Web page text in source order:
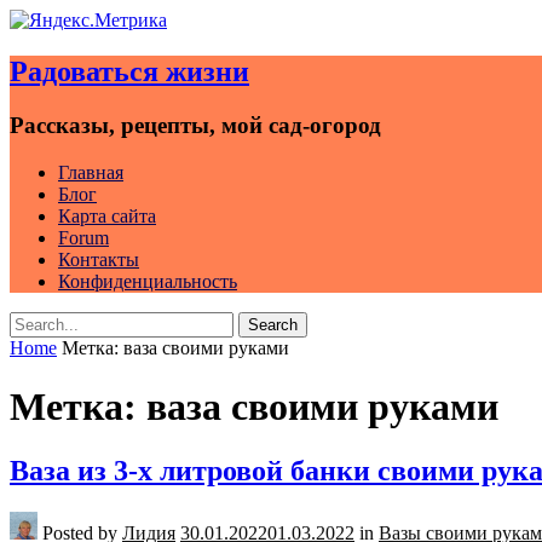
to
content
Радоваться жизни
Рассказы, рецепты, мой сад-огород
Главная
Блог
Карта сайта
Forum
Контакты
Конфиденциальность
Search
for:
Search
Home Метка: ваза своими руками
Метка: ваза своими руками
Ваза из 3-х литровой банки своими
Posted by Лидия 30.01.202201.03.2022 in Вазы своими